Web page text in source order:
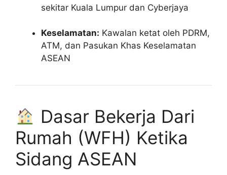
sekitar Kuala Lumpur dan Cyberjaya
Keselamatan: Kawalan ketat oleh PDRM,
ATM, dan Pasukan Khas Keselamatan
ASEAN
Dasar Bekerja Dari
Rumah (WFH) Ketika
Sidang ASEAN